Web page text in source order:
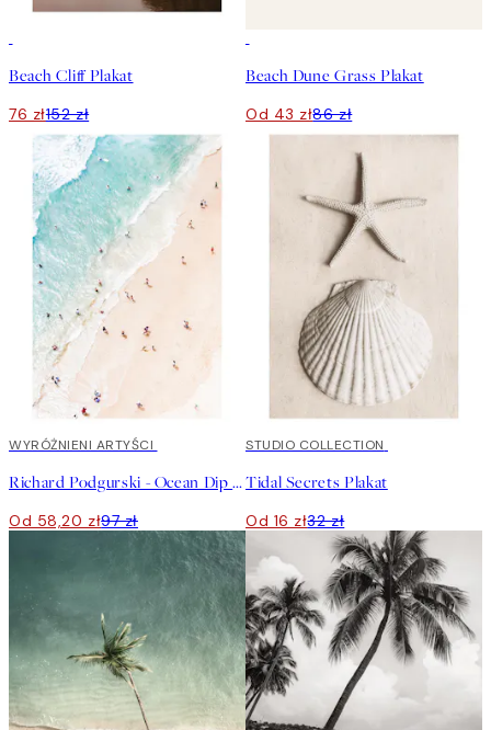
Beach Cliff Plakat
76 zł152 zł
Beach Dune Grass Plakat
Od 43 zł86 zł
40%*
WYRÓŻNIENI ARTYŚCI
Richard Podgurski - Ocean Dip Plakat
Od 58,20 zł97 zł
50%*
STUDIO COLLECTION
Tidal Secrets Plakat
Od 16 zł32 zł